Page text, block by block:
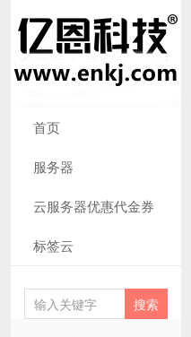
首页
服务器
云服务器优惠代金券
标签云